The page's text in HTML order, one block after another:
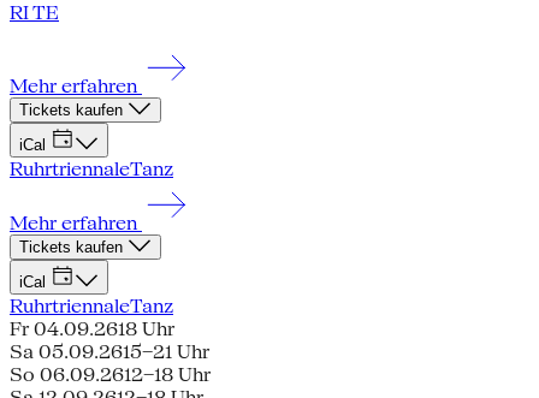
RI TE
Mehr erfahren
Tickets kaufen
iCal
RuhrtriennaleTanz
Mehr erfahren
Tickets kaufen
iCal
RuhrtriennaleTanz
Fr 04.09.2618 Uhr
Sa 05.09.2615–21 Uhr
So 06.09.2612–18 Uhr